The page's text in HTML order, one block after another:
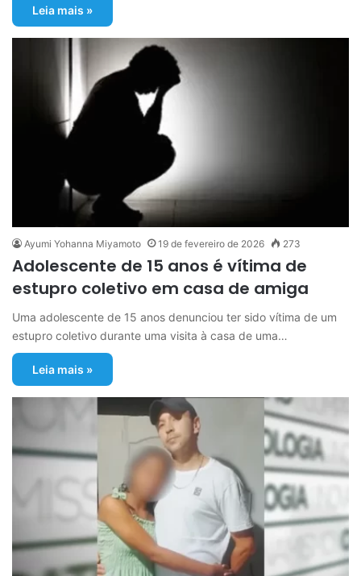
Leia mais »
Ayumi Yohanna Miyamoto 19 de fevereiro de 2026 273
Adolescente de 15 anos é vítima de
estupro coletivo em casa de amiga
Uma adolescente de 15 anos denunciou ter sido vítima de um
estupro coletivo durante uma visita à casa de uma…
Leia mais »